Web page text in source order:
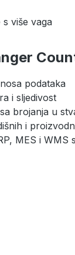
više vaga
podataka
i sljedivost
brojanja u
i
MES i WMS